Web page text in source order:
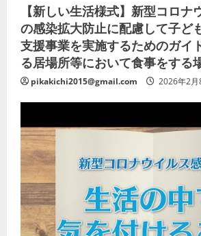
【新しい生活様式】新型コロナ
の感染拡大防止に配慮して子ど
支援事業を実施するためのガイ
る居場所等において食事をする
pikakichi2015@gmail.com 2026年2月